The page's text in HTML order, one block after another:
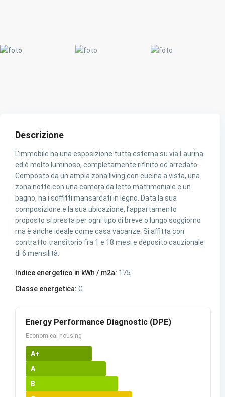
Descrizione
L’immobile ha una esposizione tutta esterna su via Laurina
ed è molto luminoso, completamente rifinito ed arredato.
Composto da un ampia zona living con cucina a vista, una
zona notte con una camera da letto matrimoniale e un
bagno, ha i soffitti mansardati in legno. Data la sua
composizione e la sua ubicazione, l’appartamento
proposto si presta per ogni tipo di breve o lungo soggiorno
ma è anche ideale come casa vacanze. Si affitta con
contratto transitorio fra 1 e 18 mesi e deposito cauzionale
di 6 mensilità.
Indice energetico in kWh / m2a: 175
Classe energetica: G
Energy Performance Diagnostic (DPE)
Economical housing
A+
A
B